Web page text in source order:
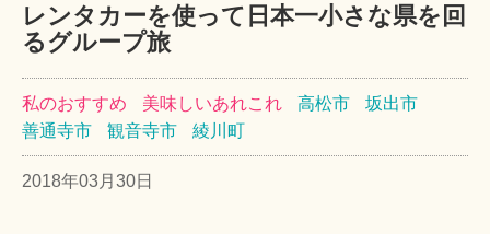
レンタカーを使って日本一小さな県を回
るグループ旅
私のおすすめ 美味しいあれこれ 高松市
坂出市
善通寺市
観音寺市 綾川町
2018年03月30日